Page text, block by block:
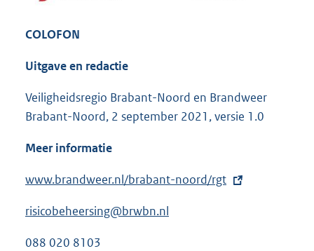
COLOFON
Uitgave en redactie
Veiligheidsregio Brabant-Noord en Brandweer
Brabant-Noord, 2 september 2021, versie 1.0
Meer informatie
E
t
e
www.brandweer.nl/brabant-noord/rgt
risicobeheersing@brwbn.nl
088 020 8103